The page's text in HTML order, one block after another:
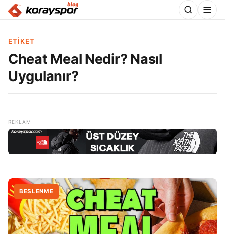
ETIKET
Cheat Meal Nedir? Nasıl
Uygulanır?
BESLENME